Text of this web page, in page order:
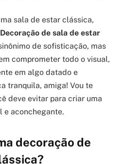
sala de estar clássica,
Decoração de sala de estar
de sofisticação, mas
comprometer todo o visual,
em algo datado e
tranquila, amiga! Vou te
deve evitar para criar uma
e aconchegante.
decoração de